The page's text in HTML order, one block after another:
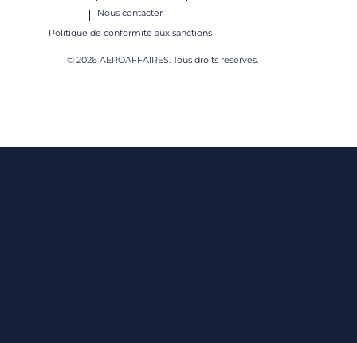
Nous contacter
Politique de conformité aux sanctions
© 2026 AEROAFFAIRES. Tous droits réservés.